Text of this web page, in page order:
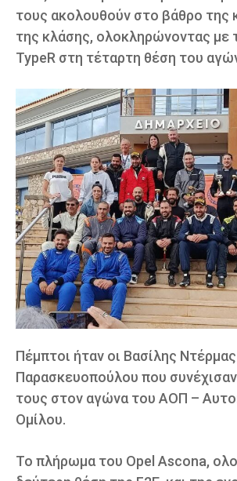
τους ακολουθούν στο βάθρο της
της κλάσης, ολοκληρώνοντας με
TypeR στη τέταρτη θέση του
Πέμπτοι ήταν οι Βασίλης
Παρασκευοπούλου που συνέχισαν
τους στον αγώνα του ΑΟΠ –
Ομίλου.
Το πλήρωμα του Opel Ascona,